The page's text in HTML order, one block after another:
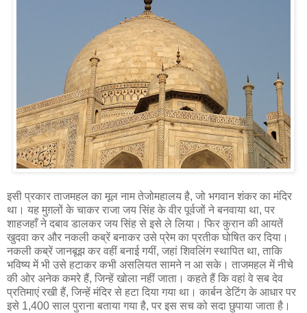
इसी प्रकार ताजमहल का मूल नाम तेजोमहालय है, जो भगवान शंकर का मंदिर
था। यह मुग़लों के चाकर राजा जय सिंह के वीर पूर्वजों ने बनवाया था, पर
शाहजहाँ ने दबाव डालकर जय सिंह से इसे ले लिया। फिर कुरान की आयतें
खुदवा कर और नकली कब्रें बनाकर उसे प्रेम का प्रतीक घोषित कर दिया।
नकली कब्रें जानबूझ कर वहीं बनाई गयीं, जहां शिवलिंग स्थापित था, ताकि
भविष्य में भी उसे हटाकर कभी असलियत सामने न आ सके। ताजमहल में नीचे
की ओर अनेक कमरे हैं, जिन्हें खोला नहीं जाता। कहते हैं कि वहां वे सब देव
प्रतिमाएं रखी हैं, जिन्हें मंदिर से हटा दिया गया था। कार्बन डेटिंग के आधार पर
इसे 1,400 साल पुराना बताया गया है, पर इस सच को सदा छुपाया जाता है।